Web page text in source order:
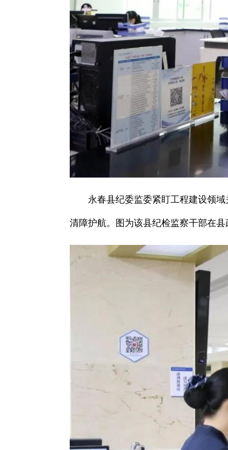
永春县纪委监委紧盯工程建设领
清障护航。图为该县纪检监察干部在